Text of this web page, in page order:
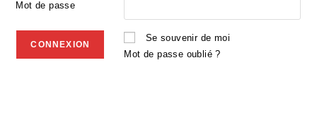
Mot de passe
Se souvenir de moi
Mot de passe oublié ?